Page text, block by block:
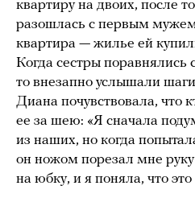
квартиру на двоих, после
разошлась с первым
квартира — жилье ей
Когда сестры поравнялись
то внезапно услышали
Диана почувствовала, что
ее за шею: «Я сначала
из наших, но когда
он ножом порезал мне
на юбку, и я поняла, что